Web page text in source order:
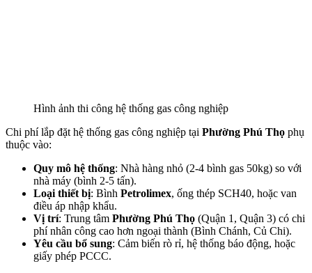
Hình ảnh thi công hệ thống gas công nghiệp
Chi phí lắp đặt hệ thống gas công nghiệp tại Phường Phú Thọ phụ
thuộc vào:
Quy mô hệ thống: Nhà hàng nhỏ (2-4 bình gas 50kg) so với
nhà máy (bình 2-5 tấn).
Loại thiết bị: Bình Petrolimex, ống thép SCH40, hoặc van
điều áp nhập khẩu.
Vị trí: Trung tâm Phường Phú Thọ (Quận 1, Quận 3) có chi
phí nhân công cao hơn ngoại thành (Bình Chánh, Củ Chi).
Yêu cầu bổ sung: Cảm biến rò rỉ, hệ thống báo động, hoặc
giấy phép PCCC.